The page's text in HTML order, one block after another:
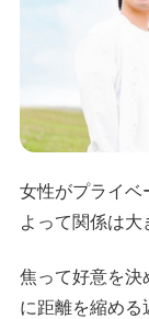
女性がプライベ
よって関係は大
焦って好意を決
に距離を縮める